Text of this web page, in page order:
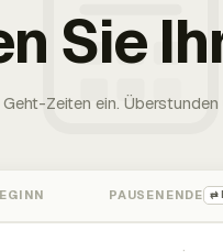
Sie
Zeiten ein.
PAUSENENDE ⇄